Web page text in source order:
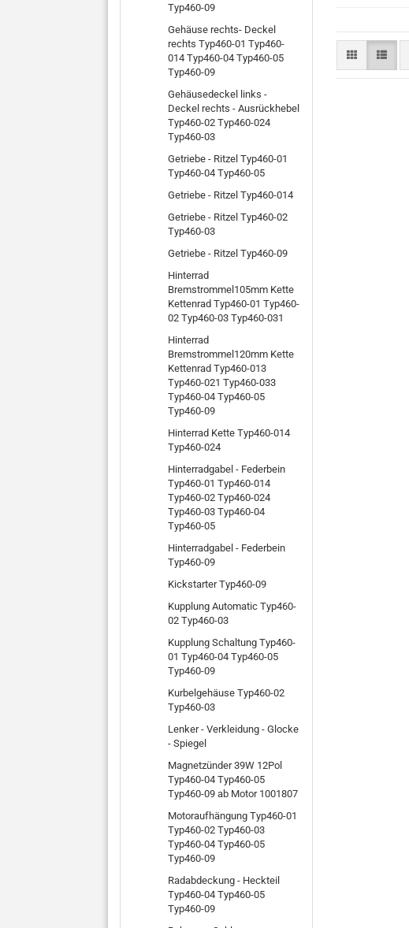
Typ460-09
Gehäuse rechts- Deckel
rechts Typ460-01 Typ460-
014 Typ460-04 Typ460-05
Typ460-09
Gehäusedeckel links -
Deckel rechts - Ausrückhebel
Typ460-02 Typ460-024
Typ460-03
Getriebe - Ritzel Typ460-01
Typ460-04 Typ460-05
Getriebe - Ritzel Typ460-014
Getriebe - Ritzel Typ460-02
Typ460-03
Getriebe - Ritzel Typ460-09
Hinterrad
Bremstrommel105mm Kette
Kettenrad Typ460-01 Typ460-
02 Typ460-03 Typ460-031
Hinterrad
Bremstrommel120mm Kette
Kettenrad Typ460-013
Typ460-021 Typ460-033
Typ460-04 Typ460-05
Typ460-09
Hinterrad Kette Typ460-014
Typ460-024
Hinterradgabel - Federbein
Typ460-01 Typ460-014
Typ460-02 Typ460-024
Typ460-03 Typ460-04
Typ460-05
Hinterradgabel - Federbein
Typ460-09
Kickstarter Typ460-09
Kupplung Automatic Typ460-
02 Typ460-03
Kupplung Schaltung Typ460-
01 Typ460-04 Typ460-05
Typ460-09
Kurbelgehäuse Typ460-02
Typ460-03
Lenker - Verkleidung - Glocke
- Spiegel
Magnetzünder 39W 12Pol
Typ460-04 Typ460-05
Typ460-09 ab Motor 1001807
Motoraufhängung Typ460-01
Typ460-02 Typ460-03
Typ460-04 Typ460-05
Typ460-09
Radabdeckung - Heckteil
Typ460-04 Typ460-05
Typ460-09